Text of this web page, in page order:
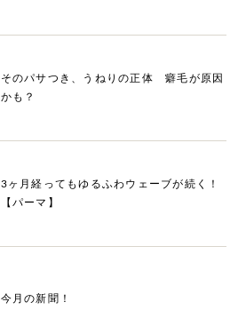
そのパサつき、うねりの正体 癖毛が原因
かも？
3ヶ月経ってもゆるふわウェーブが続く！
【パーマ】
今月の新聞！